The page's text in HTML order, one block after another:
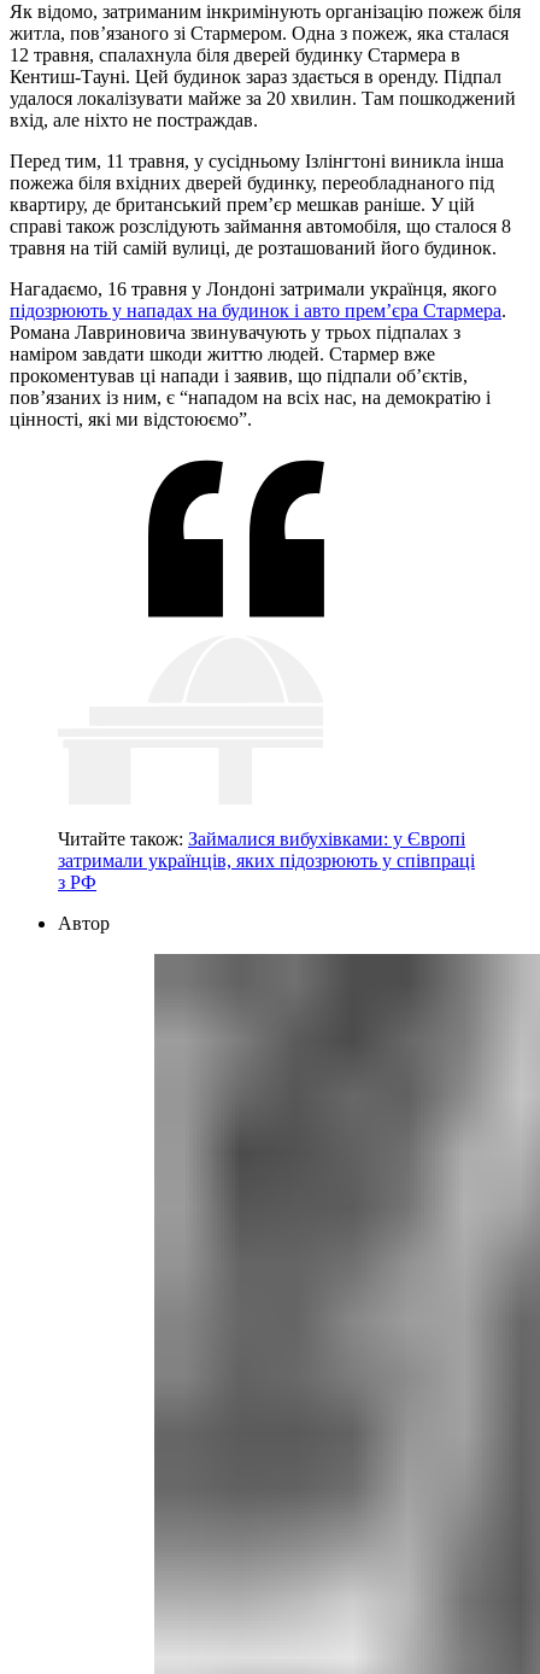
Як відомо, затриманим інкримінують організацію пожеж біля
житла, пов’язаного зі Стармером. Одна з пожеж, яка сталася
12 травня, спалахнула біля дверей будинку Стармера в
Кентиш-Тауні. Цей будинок зараз здається в оренду. Підпал
удалося локалізувати майже за 20 хвилин. Там пошкоджений
вхід, але ніхто не постраждав.
Перед тим, 11 травня, у сусідньому Ізлінгтоні виникла інша
пожежа біля вхідних дверей будинку, переобладнаного під
квартиру, де британський прем’єр мешкав раніше. У цій
справі також розслідують займання автомобіля, що сталося 8
травня на тій самій вулиці, де розташований його будинок.
Нагадаємо, 16 травня у Лондоні затримали українця, якого
підозрюють у нападах на будинок і авто прем’єра Стармера.
Романа Лавриновича звинувачують у трьох підпалах з
наміром завдати шкоди життю людей. Стармер вже
прокоментував ці напади і заявив, що підпали об’єктів,
пов’язаних із ним, є “нападом на всіх нас, на демократію і
цінності, які ми відстоюємо”.
Читайте також: Займалися вибухівками: у Європі
затримали українців, яких підозрюють у співпраці
з РФ
Автор